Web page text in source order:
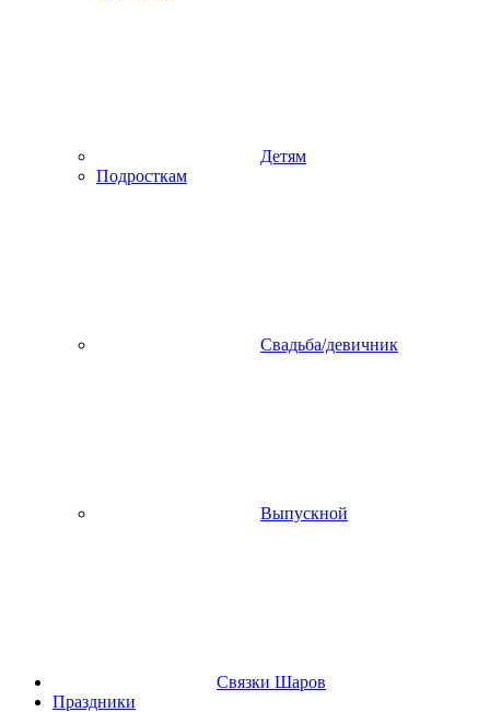
Детям
Подросткам
Свадьба/девичник
Выпускной
Связки Шаров
Праздники